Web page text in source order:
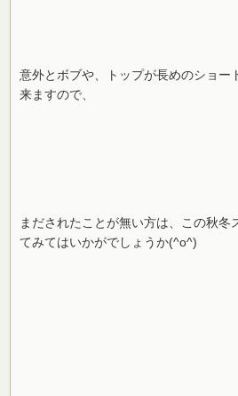
意外とボブや、トップが長めのショー
来ますので、
まだされたことが無い方は、この秋冬
てみてはいかがでしょうか(^o^)